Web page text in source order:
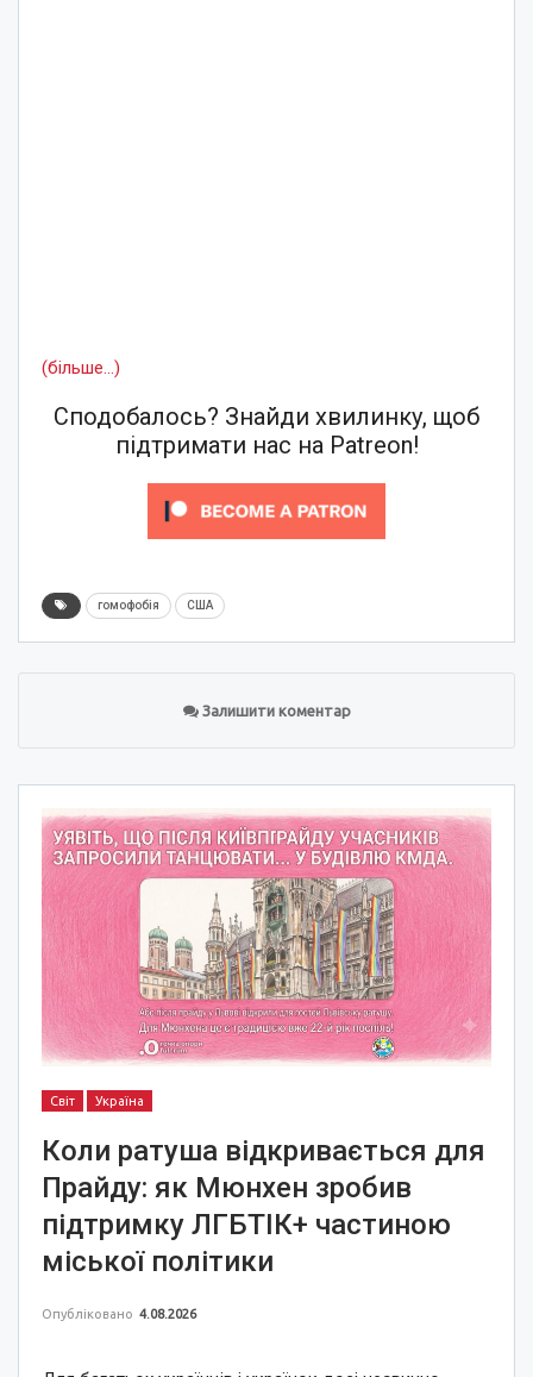
(більше…)
Сподобалось? Знайди хвилинку, щоб
підтримати нас на Patreon!
гомофобія США
Залишити коментар
Світ Україна
Коли ратуша відкривається для
Прайду: як Мюнхен зробив
підтримку ЛГБТІК+ частиною
міської політики
Опубліковано 4.08.2026